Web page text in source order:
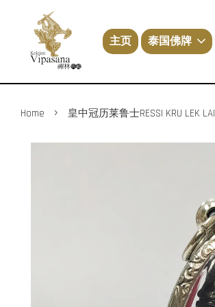
主页 泰国佛牌
Home › 皇中冠历莱鲁士RESSI KRU LEK LAI